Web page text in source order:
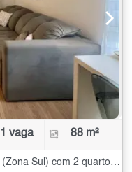
1 vaga 88 m²